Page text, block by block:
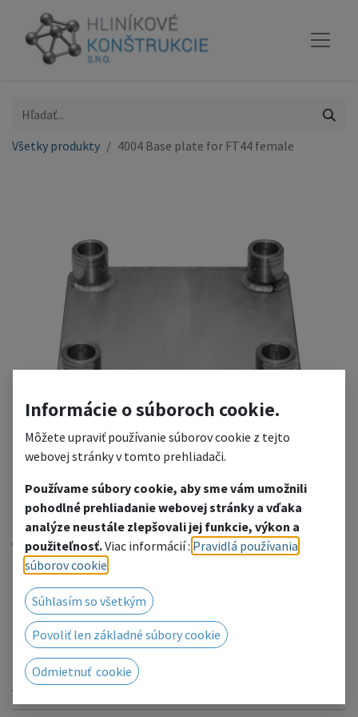
Všetky produkty 4004 Base plate for FT44 female
4004 Base plate for FT44
female
4004/F
Pridať do zoznamu želaní
Radi Vám poskytneme cenovú ponuku, kliknutím
prejdete na kontaktný formulár.
Alebo nás kontaktujte telefonicky / e-mailom.
Informácie o súboroch cookie.
Môžete upraviť používanie súborov cookie z tejto
webovej stránky v tomto prehliadači.
Používame súbory cookie, aby sme vám umožnili
pohodlné prehliadanie webovej stránky a vďaka
analýze neustále zlepšovali jej funkcie, výkon a
použiteľnosť.Viac informácií : Pravidlá používania
súborov cookie
Súhlasím so všetkým
Povoliť len základné súbory cookie
Odmietnuť cookie